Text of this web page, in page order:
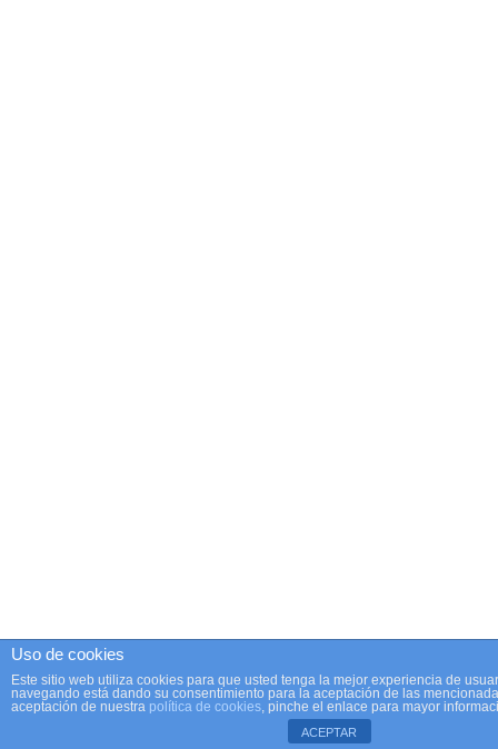
Uso de cookies
Este sitio web utiliza cookies para que usted tenga la mejor experiencia de
navegando está dando su consentimiento para la aceptación de las
aceptación de nuestra política de cookies, pinche el enlace para mayor
ACEPTAR